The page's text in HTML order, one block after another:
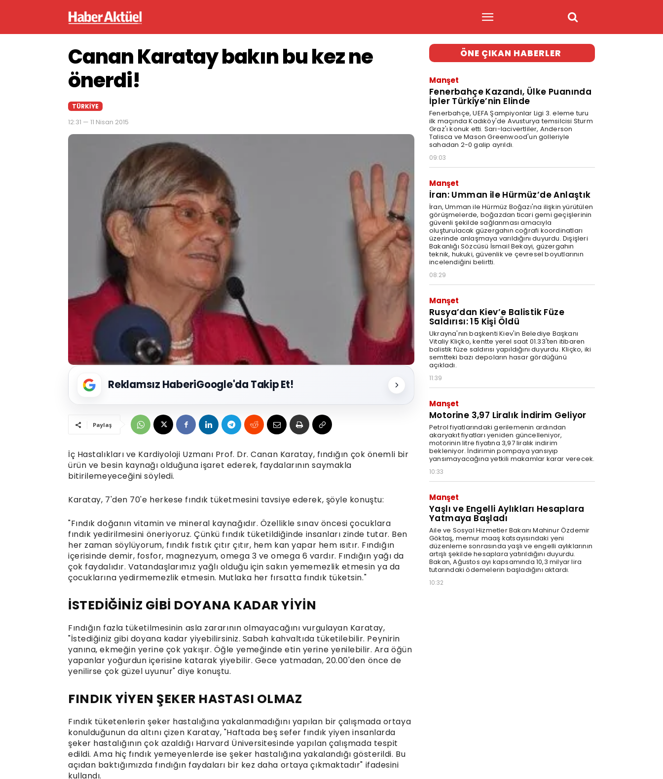
Canan Karatay bakın bu kez ne
önerdi!
TÜRKIYE
12:31 — 11 Nisan 2015
Reklamsız HaberiGoogle'da Takip Et!
Paylaş
İç Hastalıkları ve Kardiyoloji Uzmanı Prof. Dr. Canan Karatay, fındığın çok önemli bir
ürün ve besin kaynağı olduğuna işaret ederek, faydalarının saymakla
bitirilemeyeceğini söyledi.
Karatay, 7'den 70'e herkese fındık tüketmesini tavsiye ederek, şöyle konuştu:
"Fındık doğanın vitamin ve mineral kaynağıdır. Özellikle sınav öncesi çocuklara
fındık yedirilmesini öneriyoruz. Çünkü fındık tüketildiğinde insanları zinde tutar. Ben
her zaman söylüyorum, fındık fıstık çıtır çıtır, hem kan yapar hem ısıtır. Fındığın
içerisinde demir, fosfor, magnezyum, omega 3 ve omega 6 vardır. Fındığın yağı da
çok faydalıdır. Vatandaşlarımız yağlı olduğu için sakın yememezlik etmesin ya da
çocuklarına yedirmemezlik etmesin. Mutlaka her fırsatta fındık tüketsin."
İSTEDİĞİNİZ GİBİ DOYANA KADAR YİYİN
Fındığın fazla tüketilmesinin asla zararının olmayacağını vurgulayan Karatay,
"İstediğiniz gibi doyana kadar yiyebilirsiniz. Sabah kahvaltıda tüketilebilir. Peynirin
yanına, ekmeğin yerine çok yakışır. Öğle yemeğinde etin yerine yenilebilir. Ara öğün
yapanlar yoğurdun içerisine katarak yiyebilir. Gece yatmadan, 20.00'den önce de
yenilirse çok güzel uyunur" diye konuştu.
FINDIK YİYEN ŞEKER HASTASI OLMAZ
Fındık tüketenlerin şeker hastalığına yakalanmadığını yapılan bir çalışmada ortaya
konulduğunun da altını çizen Karatay, "Haftada beş sefer fındık yiyen insanlarda
şeker hastalığının çok azaldığı Harvard Üniversitesinde yapılan çalışmada tespit
edildi. Ama hiç fındık yemeyenlerde ise şeker hastalığına yakalandığı gösterildi. Bu
açıdan baktığımızda fındığın faydaları bir kez daha ortaya çıkmaktadır" ifadesini
kullandı.
ÖNE ÇIKAN HABERLER
Manşet
Fenerbahçe Kazandı, Ülke Puanında
İpler Türkiye’nin Elinde
Fenerbahçe, UEFA Şampiyonlar Ligi 3. eleme turu
ilk maçında Kadıköy'de Avusturya temsilcisi Sturm
Graz'ı konuk etti. Sarı-lacivertliler, Anderson
Talisca ve Mason Greenwood'un golleriyle
sahadan 2-0 galip ayrıldı.
09:03
Manşet
İran: Umman ile Hürmüz’de Anlaştık
İran, Umman ile Hürmüz Boğazı'na ilişkin yürütülen
görüşmelerde, boğazdan ticari gemi geçişlerinin
güvenli şekilde sağlanması amacıyla
oluşturulacak güzergahın coğrafi koordinatları
üzerinde anlaşmaya varıldığını duyurdu. Dışişleri
Bakanlığı Sözcüsü İsmail Bekayi, güzergahın
teknik, hukuki, güvenlik ve çevresel boyutlarının
incelendiğini belirtti.
08:29
Manşet
Rusya’dan Kiev’e Balistik Füze
Saldırısı: 15 Kişi Öldü
Ukrayna'nın başkenti Kiev'in Belediye Başkanı
Vitaliy Kliçko, kentte yerel saat 01.33'ten itibaren
balistik füze saldırısı yapıldığını duyurdu. Kliçko, iki
semtteki bazı depoların hasar gördüğünü
açıkladı.
11:39
Manşet
Motorine 3,97 Liralık İndirim Geliyor
Petrol fiyatlarındaki gerilemenin ardından
akaryakıt fiyatları yeniden güncelleniyor,
motorinin litre fiyatına 3,97 liralık indirim
bekleniyor. İndirimin pompaya yansıyıp
yansımayacağına yetkili makamlar karar verecek.
10:33
Manşet
Yaşlı ve Engelli Aylıkları Hesaplara
Yatmaya Başladı
Aile ve Sosyal Hizmetler Bakanı Mahinur Özdemir
Göktaş, memur maaş katsayısındaki yeni
düzenleme sonrasında yaşlı ve engelli aylıklarının
artışlı şekilde hesaplara yatırıldığını duyurdu.
Bakan, Ağustos ayı kapsamında 10,3 milyar lira
tutarındaki ödemelerin başladığını aktardı.
10:32